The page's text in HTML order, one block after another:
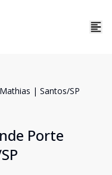
| Santos/SP
Porte 